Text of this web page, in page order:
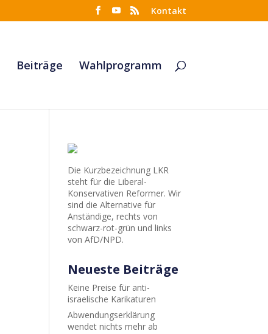
Kontakt
Beiträge Wahlprogramm
Die Kurzbezeichnung LKR
steht für die Liberal-
Konservativen Reformer. Wir
sind die Alternative für
Anständige, rechts von
schwarz-rot-grün und links
von AfD/NPD.
Neueste Beiträge
Keine Preise für anti-
israelische Karikaturen
Abwendungserklärung
wendet nichts mehr ab